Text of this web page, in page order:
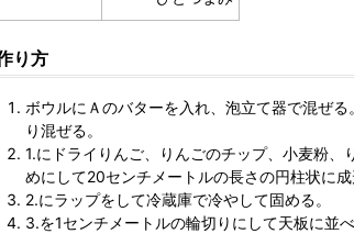
り方
ボウルにＡのバターを入れ、泡立て器で混ぜ
り混ぜる。
1.にドライりんご、りんごのチップ、小麦粉
めにして20センチメートルの長さの円柱状に成
2.にラップをして冷蔵庫で冷やして固める。
3.を1センチメートルの輪切りにして天板に並